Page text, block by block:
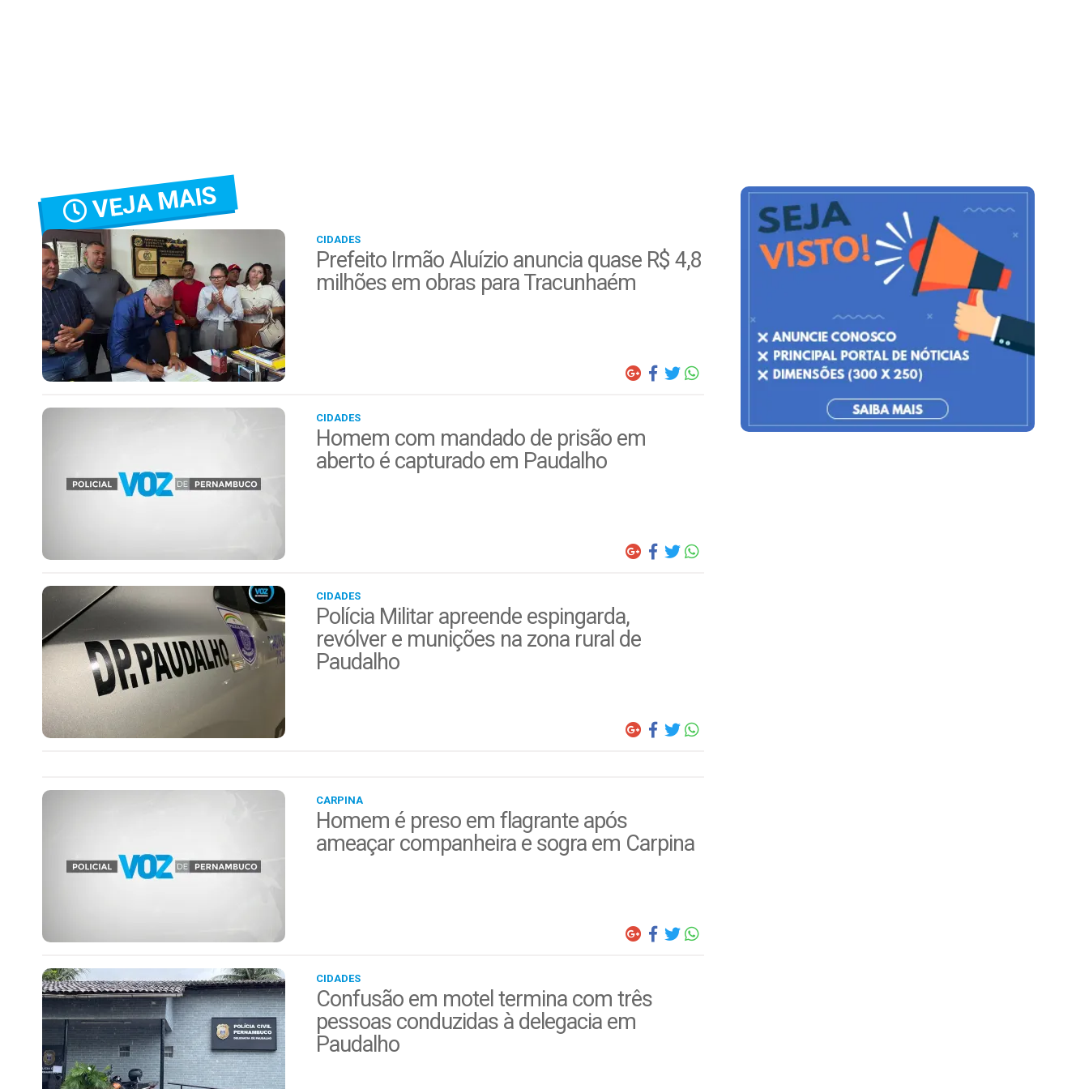
VEJA MAIS
CIDADES
Prefeito Irmão Aluízio anuncia quase R$ 4,8
milhões em obras para Tracunhaém
CIDADES
Homem com mandado de prisão em
aberto é capturado em Paudalho
CIDADES
Polícia Militar apreende espingarda,
revólver e munições na zona rural de
Paudalho
CARPINA
Homem é preso em flagrante após
ameaçar companheira e sogra em Carpina
CIDADES
Confusão em motel termina com três
pessoas conduzidas à delegacia em
Paudalho